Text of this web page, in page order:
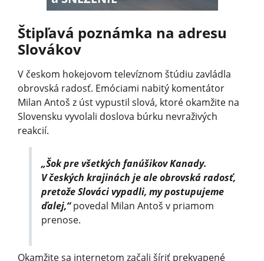
Štipľavá poznámka na adresu
Slovákov
V českom hokejovom televíznom štúdiu zavládla
obrovská radosť. Emóciami nabitý komentátor
Milan Antoš z úst vypustil slová, ktoré okamžite na
Slovensku vyvolali doslova búrku nevraživých
reakcií.
„Šok pre všetkých fanúšikov Kanady.
V českých krajinách je ale obrovská radosť,
pretože Slováci vypadli, my postupujeme
ďalej,“povedal Milan Antoš v priamom
prenose.
Okamžite sa internetom začali šíriť prekvapené